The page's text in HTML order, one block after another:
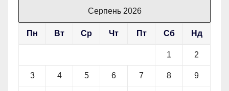
Серпень 2026
Пн Вт Ср Чт Пт Сб Нд
1 2
3 4 5 6 7 8 9